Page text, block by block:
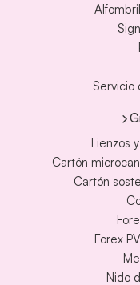
Servicio
Lienzos
Cartón
Cartón
Forex
Nido